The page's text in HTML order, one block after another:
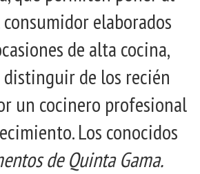
elaborados
de alta cocina,
de los recién
un cocinero profesional
Los conocidos
de Quinta Gama.